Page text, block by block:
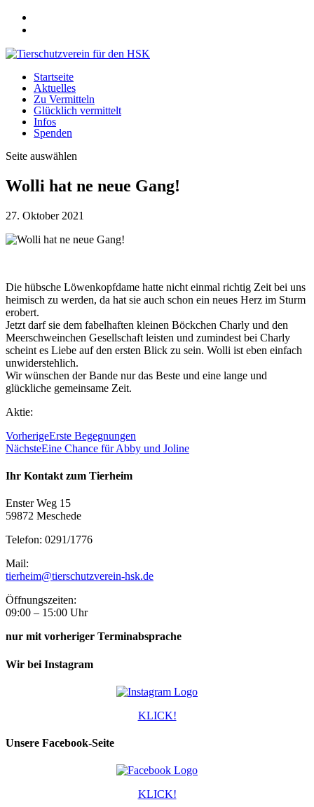
Startseite
Aktuelles
Zu Vermitteln
Glücklich vermittelt
Infos
Spenden
Seite auswählen
Wolli hat ne neue Gang!
27. Oktober 2021
Die hübsche Löwenkopfdame hatte nicht einmal richtig Zeit bei uns
heimisch zu werden, da hat sie auch schon ein neues Herz im Sturm
erobert.
Jetzt darf sie dem fabelhaften kleinen Böckchen Charly und den
Meerschweinchen Gesellschaft leisten und zumindest bei Charly
scheint es Liebe auf den ersten Blick zu sein. Wolli ist eben einfach
unwiderstehlich.
Wir wünschen der Bande nur das Beste und eine lange und
glückliche gemeinsame Zeit.
Aktie:
VorherigeErste Begegnungen
NächsteEine Chance für Abby und Joline
Ihr Kontakt zum Tierheim
Enster Weg 15
59872 Meschede
Telefon: 0291/1776
Mail:
tierheim@tierschutzverein-hsk.de
Öffnungszeiten:
09:00 – 15:00 Uhr
nur mit vorheriger Terminabsprache
Wir bei Instagram
KLICK!
Unsere Facebook-Seite
KLICK!